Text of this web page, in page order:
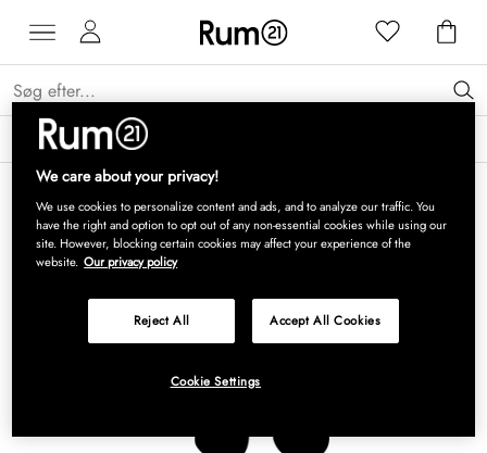
Få 15 % på Grythyttan Stålmöbler* →
We care about your privacy!
We use cookies to personalize content and ads, and to analyze our traffic. You
have the right and option to opt out of any non-essential cookies while using our
site. However, blocking certain cookies may affect your experience of the
website. Our privacy policy
Reject All Accept All Cookies
Cookie Settings